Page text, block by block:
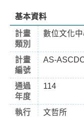
基本資料
計畫
類別
數位文化
計畫
編號
AS-
通過
年度
114
執行
文哲所